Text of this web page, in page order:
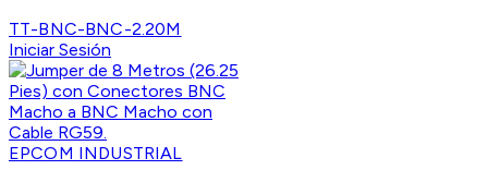
TT-BNC-BNC-2.20M
Iniciar Sesión
EPCOM INDUSTRIAL